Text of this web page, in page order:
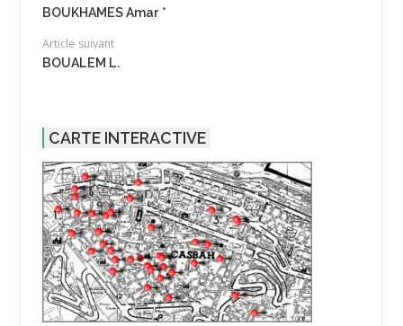
BOUKHAMES Amar *
Article suivant
BOUALEM L.
CARTE INTERACTIVE